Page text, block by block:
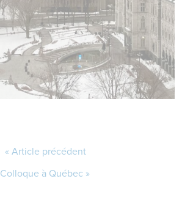
Article précédent
Colloque à Québec